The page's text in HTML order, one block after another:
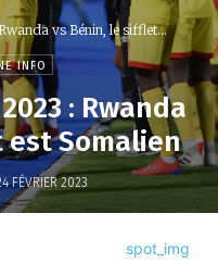
vs Bénin, le sifflet...
INFO
: Rwanda
Somalien
FÉVRIER 2023